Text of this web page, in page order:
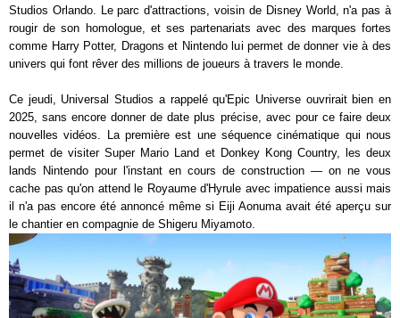
Studios Orlando. Le parc d'attractions, voisin de Disney World, n'a pas à
rougir de son homologue, et ses partenariats avec des marques fortes
comme Harry Potter, Dragons et Nintendo lui permet de donner vie à des
univers qui font rêver des millions de joueurs à travers le monde.
Ce jeudi, Universal Studios a rappelé qu'Epic Universe ouvrirait bien en
2025, sans encore donner de date plus précise, avec pour ce faire deux
nouvelles vidéos. La première est une séquence cinématique qui nous
permet de visiter Super Mario Land et Donkey Kong Country, les deux
lands Nintendo pour l'instant en cours de construction — on ne vous
cache pas qu'on attend le Royaume d'Hyrule avec impatience aussi mais
il n'a pas encore été annoncé même si Eiji Aonuma avait été aperçu sur
le chantier en compagnie de Shigeru Miyamoto.